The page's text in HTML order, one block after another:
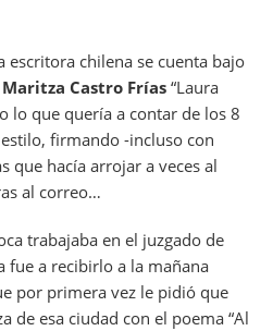
escritora chilena se cuenta bajo
Maritza Castro Frías “Laura
lo que quería a contar de los 8
firmando -incluso con
que hacía arrojar a veces al
al correo…
trabajaba en el juzgado de
fue a recibirlo a la mañana
por primera vez le pidió que
de esa ciudad con el poema “Al